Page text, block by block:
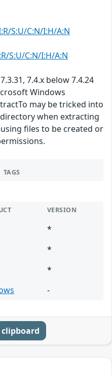
S:U/C:N/I:H/A:N
S:U/C:N/I:H/A:N
7.4.x below 7.4.24
Windows
may be tricked into
when extracting
files to be created or
TAGS
VERSION
*
*
*
-
clipboard